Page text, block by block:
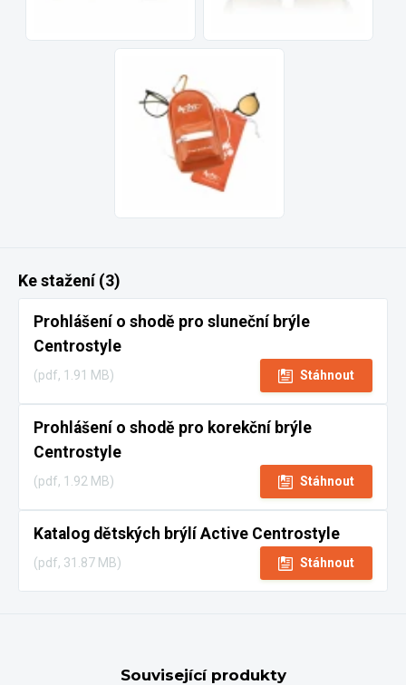
Ke stažení (3)
Prohlášení o shodě pro sluneční brýle
Centrostyle
(pdf, 1.91 MB) Stáhnout
Prohlášení o shodě pro korekční brýle
Centrostyle
(pdf, 1.92 MB) Stáhnout
Katalog dětských brýlí Active Centrostyle
(pdf, 31.87 MB) Stáhnout
Související produkty